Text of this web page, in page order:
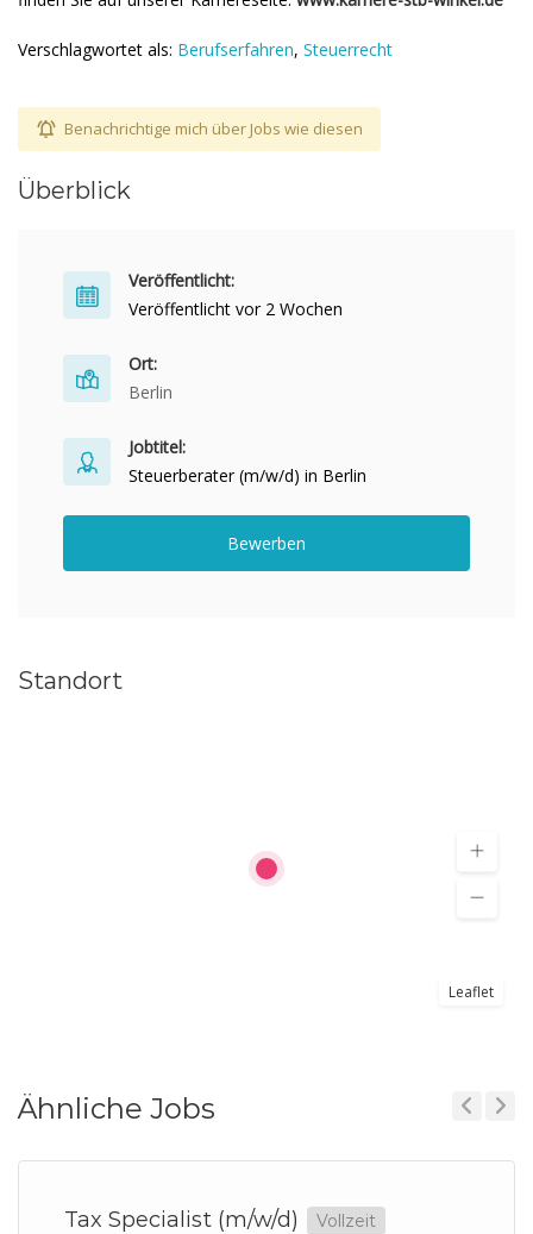
Verschlagwortet als: Berufserfahren, Steuerrecht
Benachrichtige mich über Jobs wie diesen
Überblick
Veröffentlicht:
Veröffentlicht vor 2 Wochen
Ort:
Berlin
Jobtitel:
Steuerberater (m/w/d) in Berlin
Bewerben
Standort
Leaflet
Ähnliche Jobs
Tax Specialist (m/w/d) Vollzeit